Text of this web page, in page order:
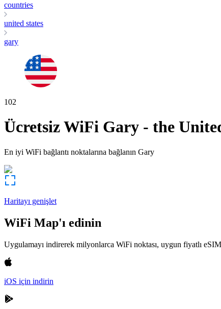
countries
united states
gary
102
Ücretsiz WiFi Gary - the
En iyi WiFi bağlantı noktalarına bağlanın Gary
Haritayı genişlet
WiFi Map'ı edinin
Uygulamayı indirerek milyonlarca WiFi noktası, uygun fiyatlı
iOS için indirin